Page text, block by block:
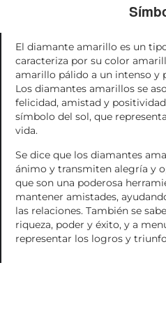
El diamante amarillo es un
caracteriza por su color
amarillo pálido a un intenso y
Los diamantes amarillos se
felicidad, amistad y
símbolo del sol, que
vida.
Se dice que los diamantes
ánimo y transmiten alegría y
que son una poderosa
mantener amistades,
las relaciones. También se
riqueza, poder y éxito, y a
representar los logros y